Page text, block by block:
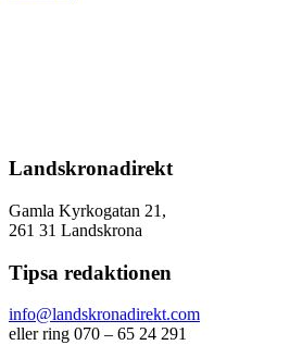
Landskronadirekt
Gamla Kyrkogatan 21,
261 31 Landskrona
Tipsa redaktionen
info@landskronadirekt.com
eller ring 070 – 65 24 291